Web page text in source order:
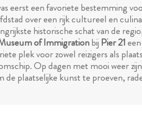
een favoriete bestemming
over een rijk cultureel en
historische schat van de
of Immigrationbij Pier 21
plek voor zowel reizigers als
Op dagen met mooi weer
plaatselijke kunst te proeven,